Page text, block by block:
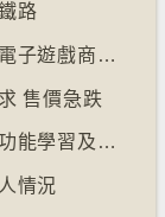
路
【十萬八千里】歐盟審議消費者抗議電子遊戲商關閉伺服器
售價急跌
【十萬八千里】芬蘭圖書館轉型成多功能學習及娛樂中心
情況